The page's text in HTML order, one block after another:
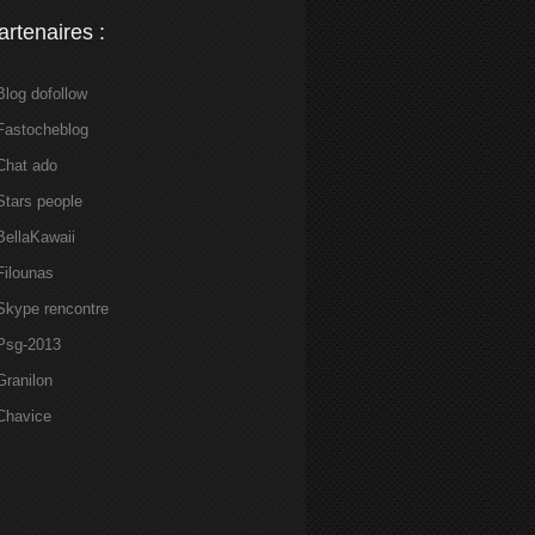
:
dofollow
ado
people
rencontre
2013